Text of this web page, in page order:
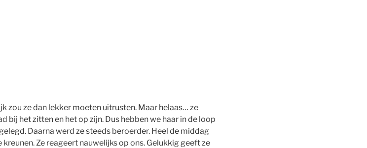
zou ze dan lekker moeten uitrusten. Maar helaas… ze
bij het zitten en het op zijn. Dus hebben we haar in de loop
Daarna werd ze steeds beroerder. Heel de middag
Ze reageert nauwelijks op ons. Gelukkig geeft ze